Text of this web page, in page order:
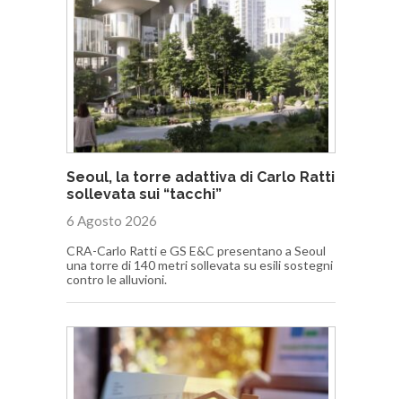
Seoul, la torre adattiva di Carlo Ratti
sollevata sui “tacchi”
6 Agosto 2026
CRA-Carlo Ratti e GS E&C presentano a Seoul
una torre di 140 metri sollevata su esili sostegni
contro le alluvioni.